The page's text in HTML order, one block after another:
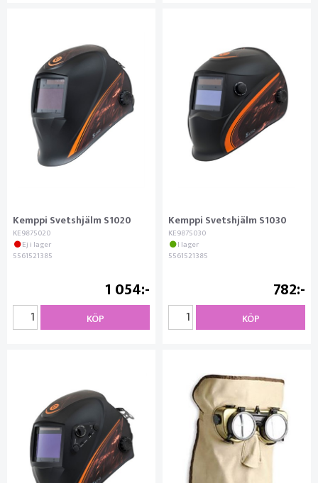
Kemppi Svetshjälm S1020
KE9875020
Ej i lager
5561521385
1 054
KÖP
Kemppi Svetshjälm S1030
KE9875030
I lager
5561521385
782
KÖP